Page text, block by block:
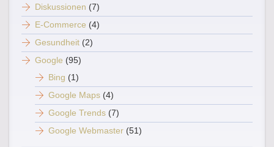
Diskussionen (7)
E-Commerce (4)
Gesundheit (2)
Google (95)
Bing (1)
Google Maps (4)
Google Trends (7)
Google Webmaster (51)